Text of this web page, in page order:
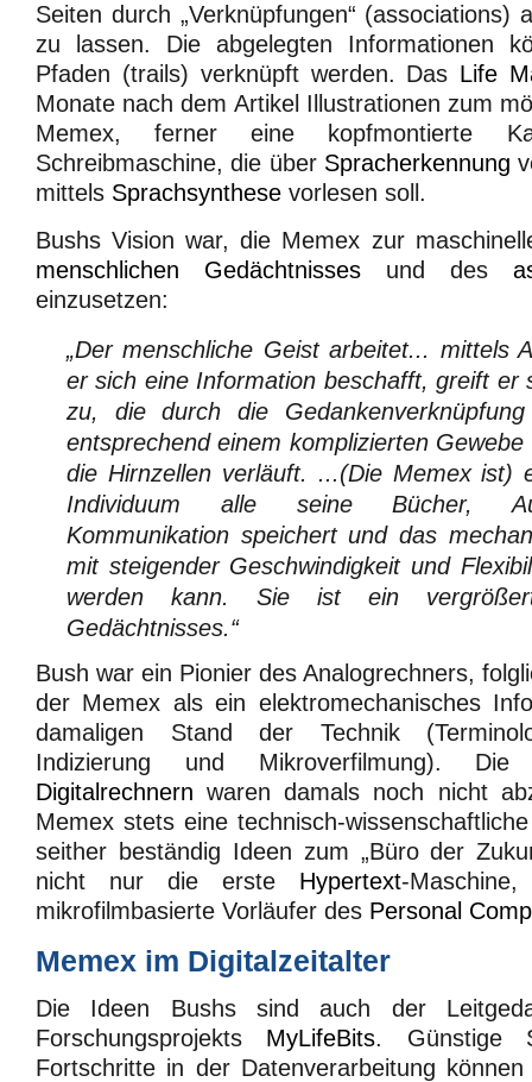
Seiten durch „Verknüpfungen“ (associations)
zu lassen. Die abgelegten Informationen
Pfaden (trails) verknüpft werden. Das Life
Monate nach dem Artikel Illustrationen zum
Memex, ferner eine kopfmontierte
Schreibmaschine, die über Spracherkennung
mittels Sprachsynthese vorlesen soll.
Bushs Vision war, die Memex zur
menschlichen Gedächtnisses und des
einzusetzen:
„Der menschliche Geist arbeitet... mittels
er sich eine Information beschafft, greift er
zu, die durch die
entsprechend einem komplizierten
die Hirnzellen verläuft. ...(Die Memex ist)
Individuum alle seine Bücher,
Kommunikation speichert und das
mit steigender Geschwindigkeit und
werden kann. Sie ist ein
Gedächtnisses.“
Bush war ein Pionier des Analogrechners,
der Memex als ein elektromechanisches
damaligen Stand der Technik
Indizierung und Mikroverfilmung). Die
Digitalrechnern waren damals noch nicht
Memex stets eine technisch-
seither beständig Ideen zum „Büro der
nicht nur die erste Hypertext-
mikrofilmbasierte Vorläufer des Personal
Memex im Digitalzeitalter
Die Ideen Bushs sind auch der
Forschungsprojekts MyLifeBits. Günstige
Fortschritte in der Datenverarbeitung